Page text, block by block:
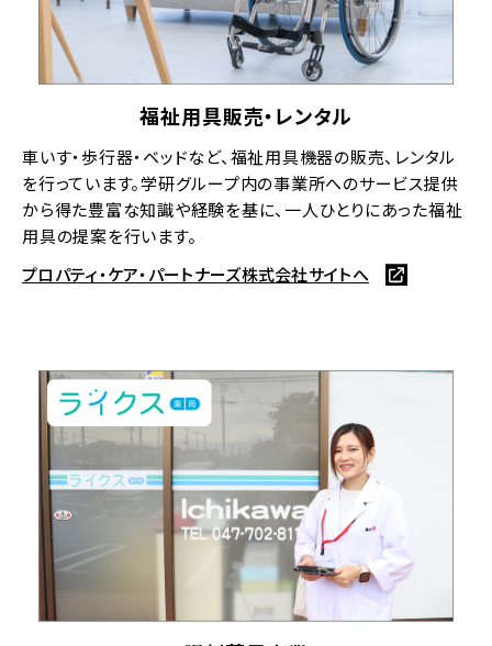
福祉用具販売・レンタル
車いす・歩行器・ベッドなど、福祉用具機器の販売、レンタル
を行っています。学研グループ内の事業所へのサービス提供
から得た豊富な知識や経験を基に、一人ひとりにあった福祉
用具の提案を行います。
プロパティ・ケア・パートナーズ株式会社サイトへ